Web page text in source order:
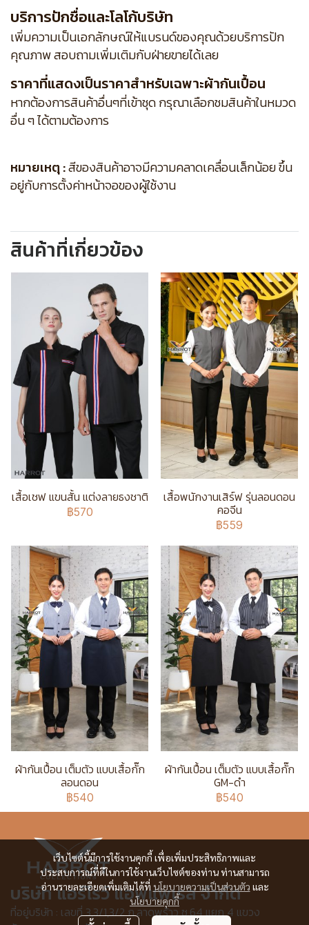
บริการปักชื่อและโลโก้บริษัท
เพิ่มความเป็นเอกลักษณ์ให้แบรนด์ของคุณด้วยบริการปัก
คุณภาพ สอบถามเพิ่มเติมกับฝ่ายขายได้เลย
ราคาที่แสดงเป็นราคาสำหรับเฉพาะผ้ากันเปื้อน
หากต้องการสินค้าอื่นๆที่เข้าชุด กรุณาเลือกชมสินค้าในหมวด
อื่น ๆ ได้ตามต้องการ
หมายเหตุ :สีของสินค้าอาจมีความคลาดเคลื่อนเล็กน้อย ขึ้น
อยู่กับการตั้งค่าหน้าจอของผู้ใช้งาน
สินค้าที่เกี่ยวข้อง
เสื้อเชฟ แขนสั้น แต่งลายธงชาติ
฿570
เสื้อพนักงานเสิร์ฟ รุ่นลอนดอน
คอจีน
฿559
ผ้ากันเปื้อน เต็มตัว แบบเสื้อกั๊ก
ลอนดอน
฿540
ผ้ากันเปื้อน เต็มตัว แบบเสื้อกั๊ก
GM-ดำ
฿540
เว็บไซต์นี้มีการใช้งานคุกกี้ เพื่อเพิ่มประสิทธิภาพและ
ประสบการณ์ที่ดีในการใช้งานเว็บไซต์ของท่าน ท่านสามารถ
อ่านรายละเอียดเพิ่มเติมได้ที่ นโยบายความเป็นส่วนตัว และ
นโยบายคุกกี้
บริษัท แอร์โรว์ แอพแพเรล จำกัด
ที่อยู่บริษัท : เลขที่ 3,3/1,3/2 ก.ลาดพร้าว ซ.64 แยก 4 แขวง